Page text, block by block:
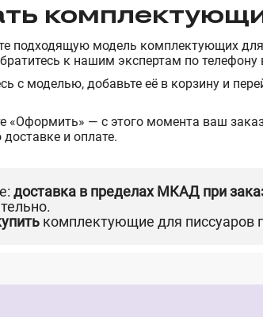
подходящую модель комплектующих
к нашим экспертам по телефону
с моделью, добавьте её в корзину и
«Оформить» — с этого момента ваш
и оплате.
доставка в пределах МКАД при
комплектующие для писсуаров